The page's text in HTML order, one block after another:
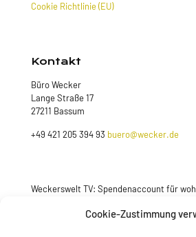
Cookie-Zustimmung
Cookie Richtlinie (EU)
Kontakt
Büro Wecker
Lange Straße 17
27211 Bassum
+49 421 205 394 93 buero@wecker.de
Weckerswelt TV: Spendenaccount für
Jetzt spenden